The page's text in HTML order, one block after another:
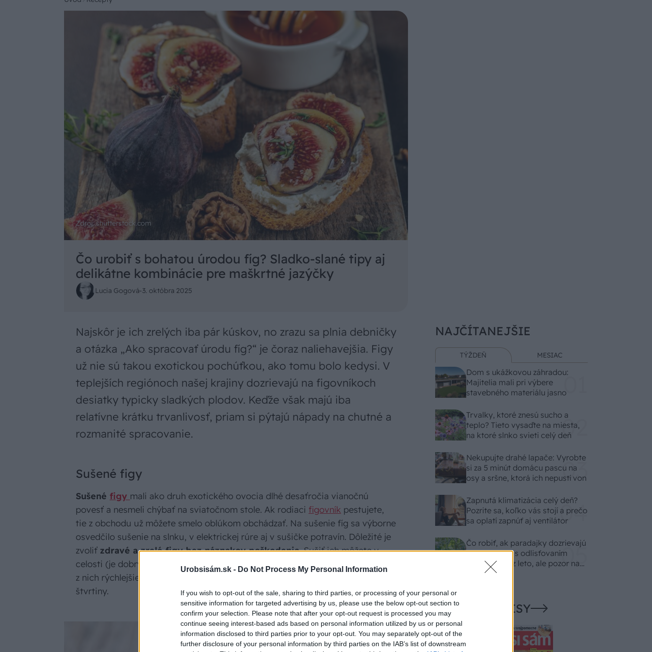
Urobsisám.sk - Do Not Process My Personal Information
If you wish to opt-out of the sale, sharing to third parties, or processing of your personal or
sensitive information for targeted advertising by us, please use the below opt-out section to
confirm your selection. Please note that after your opt-out request is processed you may
continue seeing interest-based ads based on personal information utilized by us or personal
information disclosed to third parties prior to your opt-out. You may separately opt-out of the
further disclosure of your personal information by third parties on the IAB’s list of downstream
Zdroj: shutterstock.com
Čo urobiť s bohatou úrodou fíg? Sladko-slané tipy aj
delikátne kombinácie pre maškrtné jazýčky
Lucia Gogová-3. októbra 2025
Najskôr je ich zrelých iba pár kúskov, no zrazu sa plnia debničky
a otázka „Ako spracovať úrodu fíg?“ je čoraz naliehavejšia. Figy
už nie sú takou exotickou pochúťkou, ako tomu bolo kedysi. V
teplejších regiónoch našej krajiny dozrievajú na figovníkoch
desiatky typicky sladkých plodov. Keďže však majú iba
relatívne krátku trvanlivosť, priam si pýtajú nápady na chutné a
rozmanité spracovanie.
Sušené figy
Sušené figy mali ako druh exotického ovocia dlhé desaťročia vianočnú
povesť a nesmeli chýbať na sviatočnom stole. Ak rodiaci figovník pestujete,
tie z obchodu už môžete smelo oblúkom obchádzať. Na sušenie fíg sa výborne
osvedčilo sušenie na slnku, v elektrickej rúre aj v sušičke potravín. Dôležité je
zvoliť zdravé a zrelé figy bez náznakov poškodenia. Sušiť ich môžete v
celosti (je dobrým zvykom narezať figy mierne do kríža z vrchnej časti, aby sa
z nich rýchlejšie odparovala vlhkosť) alebo väčšie kusy prerezať na polovice či
štvrtiny.
NAJČÍTANEJŠIE
TÝŽDEŇ MESIAC
Dom s ukážkovou záhradou:
Majitelia mali pri výbere
stavebného materiálu jasno
Trvalky, ktoré znesú sucho a
teplo? Tieto vysaďte na miesta,
na ktoré slnko svieti celý deň
Nekupujte drahé lapače: Vyrobte
si za 5 minút domácu pascu na
osy a sršne, ktorá ich nepustí von
Zapnutá klimatizácia celý deň?
Pozrite sa, koľko vás stojí a prečo
sa oplatí zapnúť aj ventilátor
Čo robiť, ak paradajky dozrievajú
pomaly? Trik s odlisťovaním
funguje aj cez leto, ale pozor na
chyby
NAŠE ČASOPISY